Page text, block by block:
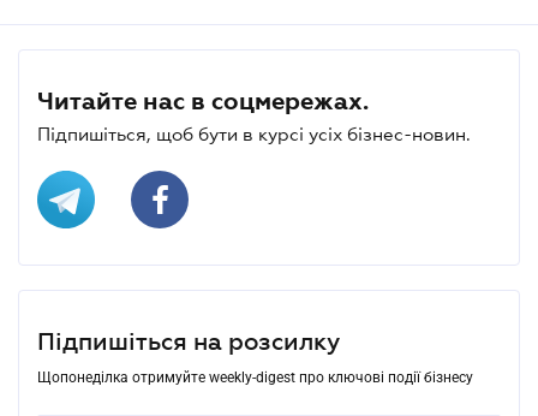
Читайте нас в соцмережах.
Підпишіться, щоб бути в курсі усіх бізнес-новин.
Підпишіться на розсилку
Щопонеділка отримуйте weekly-digest про ключові події бізнесу